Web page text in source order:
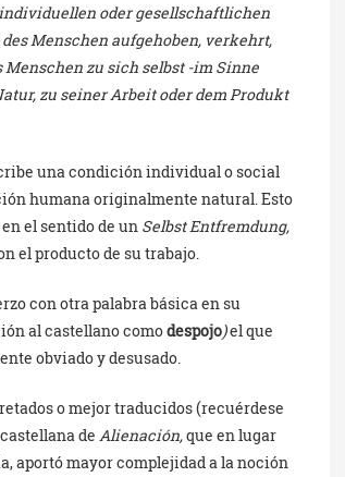
oder gesellschaftlichen
Menschen aufgehoben, verkehrt,
zu sich selbst -im Sinne
zu seiner Arbeit oder dem Produkt
una condición individual o social
humana originalmente natural. Esto
el sentido de un Selbst Entfremdung,
el producto de su trabajo.
con otra palabra básica en su
al castellano comodespojo)el que
obviado y desusado.
o mejor traducidos (recuérdese
de Alienación,que en lugar
aportó mayor complejidad a la noción